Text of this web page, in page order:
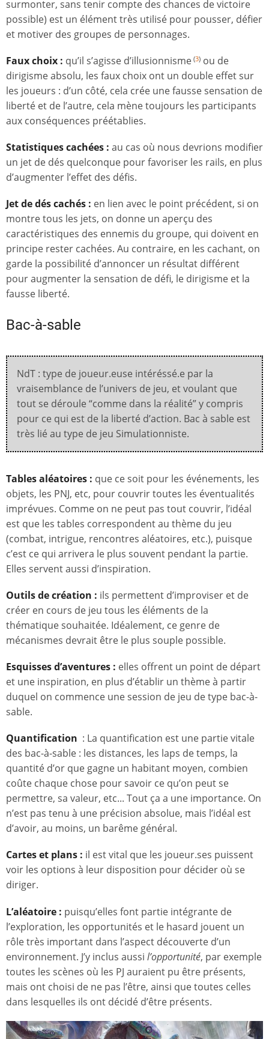
surmonter, sans tenir compte des chances de victoire
possible) est un élément très utilisé pour pousser, défier
et motiver des groupes de personnages.
Faux choix : qu’il s’agisse d’illusionnisme (3) ou de
dirigisme absolu, les faux choix ont un double effet sur
les joueurs : d’un côté, cela crée une fausse sensation de
liberté et de l’autre, cela mène toujours les participants
aux conséquences préétablies.
Statistiques cachées : au cas où nous devrions modifier
un jet de dés quelconque pour favoriser les rails, en plus
d’augmenter l’effet des défis.
Jet de dés cachés : en lien avec le point précédent, si on
montre tous les jets, on donne un aperçu des
caractéristiques des ennemis du groupe, qui doivent en
principe rester cachées. Au contraire, en les cachant, on
garde la possibilité d’annoncer un résultat différent
pour augmenter la sensation de défi, le dirigisme et la
fausse liberté.
Bac-à-sable
NdT : type de joueur.euse intéréssé.e par la
vraisemblance de l’univers de jeu, et voulant que
tout se déroule “comme dans la réalité” y compris
pour ce qui est de la liberté d’action. Bac à sable est
très lié au type de jeu Simulationniste.
Tables aléatoires : que ce soit pour les événements, les
objets, les PNJ, etc, pour couvrir toutes les éventualités
imprévues. Comme on ne peut pas tout couvrir, l’idéal
est que les tables correspondent au thème du jeu
(combat, intrigue, rencontres aléatoires, etc.), puisque
c’est ce qui arrivera le plus souvent pendant la partie.
Elles servent aussi d’inspiration.
Outils de création : ils permettent d’improviser et de
créer en cours de jeu tous les éléments de la
thématique souhaitée. Idéalement, ce genre de
mécanismes devrait être le plus souple possible.
Esquisses d’aventures : elles offrent un point de départ
et une inspiration, en plus d’établir un thème à partir
duquel on commence une session de jeu de type bac-à-
sable.
Quantification : La quantification est une partie vitale
des bac-à-sable : les distances, les laps de temps, la
quantité d’or que gagne un habitant moyen, combien
coûte chaque chose pour savoir ce qu’on peut se
permettre, sa valeur, etc... Tout ça a une importance. On
n’est pas tenu à une précision absolue, mais l’idéal est
d’avoir, au moins, un barême général.
Cartes et plans : il est vital que les joueur.ses puissent
voir les options à leur disposition pour décider où se
diriger.
L’aléatoire : puisqu’elles font partie intégrante de
l’exploration, les opportunités et le hasard jouent un
rôle très important dans l’aspect découverte d’un
environnement. J’y inclus aussi l’opportunité, par exemple
toutes les scènes où les PJ auraient pu être présents,
mais ont choisi de ne pas l’être, ainsi que toutes celles
dans lesquelles ils ont décidé d’être présents.